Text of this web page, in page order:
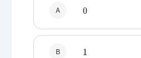
A 0
B 1